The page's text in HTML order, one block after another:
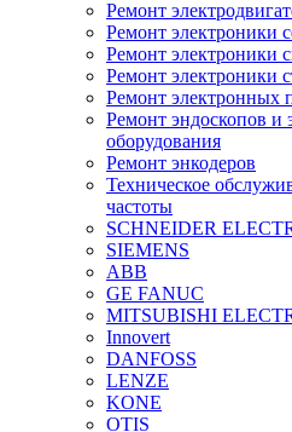
Ремонт
Ремонт электроники
Ремонт электроники
Ремонт электроники
Ремонт электронных
Ремонт эндоскопов и
оборудования
Ремонт энкодеров
Техническое
частоты
SCHNEIDER
SIEMENS
ABB
GE FANUC
MITSUBISHI
Innovert
DANFOSS
LENZE
KONE
OTIS